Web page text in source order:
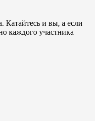
Катайтесь и вы, а если
каждого участника